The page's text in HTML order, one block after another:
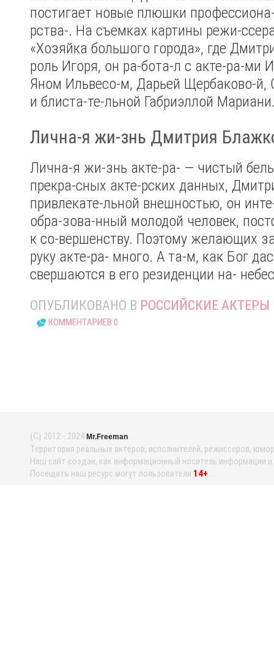
постигает новые плюшки
рства-. На съемках картины режи-
«Хозяйка большого города», где
роль Игоря, он ра-бота-л с акте-ра-ми
Яном Ильвесо-м, Дарьей Щербаково-й,
и блиста-те-льной Габриэллой
Лична-я жи-знь Дмитрия
Лична-я жи-знь акте-ра- — чистый
прекра-сных акте-рских данных,
привлекате-льной внешностью, он
обра-зова-нный молодой человек,
к со-вершенству. Поэтому желающих
руку акте-ра- много. А та-м, как Бог
свершаются в его резиденции на-
ОПУБЛИКОВАНО В РОССИЙСКИЕ АКТЕРЫ
КОММЕНТАРИЕВ 0
{С} 2012 - 2024 Mr.Freeman
Территория реальных актеров, исполнителей, режиссеров,
Наш сайт создан, как информационный носитель информации и
Посещать наш ресурс могут пользователи 14+ ...